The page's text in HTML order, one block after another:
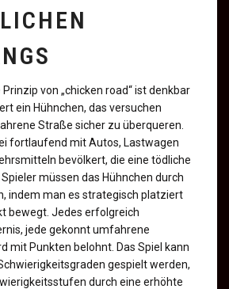
von „chicken road“ ist denkbar
ein Hühnchen, das versuchen
Straße sicher zu überqueren.
fortlaufend mit Autos, Lastwagen
bevölkert, die eine tödliche
müssen das Hühnchen durch
indem man es strategisch platziert
bewegt. Jedes erfolgreich
jede gekonnt umfahrene
mit Punkten belohnt. Das Spiel kann
gespielt werden,
durch eine erhöhte